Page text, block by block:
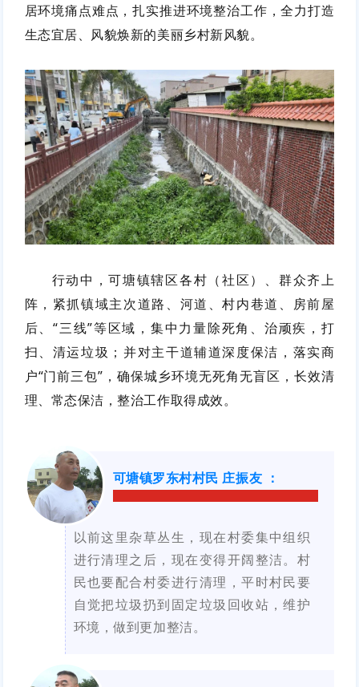
居环境痛点难点，扎实推进环境整治工作，全力打造
生态宜居、风貌焕新的美丽乡村新风貌。
行动中，可塘镇辖区各村（社区）、群众齐上
阵，紧抓镇域主次道路、河道、村内巷道、房前屋
后、“三线”等区域，集中力量除死角、治顽疾，打
扫、清运垃圾；并对主干道辅道深度保洁，落实商
户“门前三包”，确保城乡环境无死角无盲区，长效清
理、常态保洁，整治工作取得成效。
可塘镇罗东村村民 庄振友 ：
以前这里杂草丛生，现在村委集中组织
进行清理之后，现在变得开阔整洁。村
民也要配合村委进行清理，平时村民要
自觉把垃圾扔到固定垃圾回收站，维护
环境，做到更加整洁。